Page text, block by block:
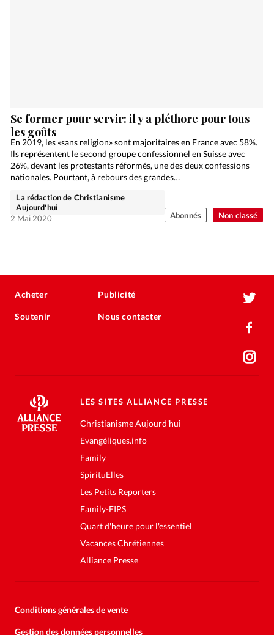
Non classé
Se former pour servir: il y a pléthore pour tous
les goûts
En 2019, les «sans religion» sont majoritaires en France avec 58%.
Ils représentent le second groupe confessionnel en Suisse avec
26%, devant les protestants réformés, une des deux confessions
nationales. Pourtant, à rebours des grandes…
La rédaction de Christianisme
Aujourd'hui
2 Mai 2020
Abonnés
Acheter
Soutenir
Publicité
Nous contacter
LES SITES ALLIANCE PRESSE
Christianisme Aujourd'hui
Evangéliques.info
Family
SpirituElles
Les Petits Reporters
Family-FIPS
Quart d'heure pour l'essentiel
Vacances Chrétiennes
Alliance Presse
Conditions générales de vente
Gestion des données personnelles